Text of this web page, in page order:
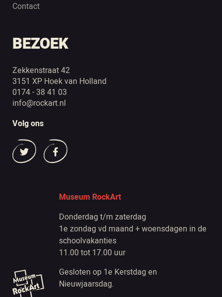
Contact
BEZOEK
Zekkenstraat 42
3151 XP Hoek van Holland
0174 - 38 41 03
info@rockart.nl
Volg ons
Museum RockArt
Donderdag t/m zaterdag
1e zondag vd maand + woensdagen in de
schoolvakanties
11.00 tot 17.00 uur
Gesloten op 1e Kerstdag en
Nieuwjaarsdag.